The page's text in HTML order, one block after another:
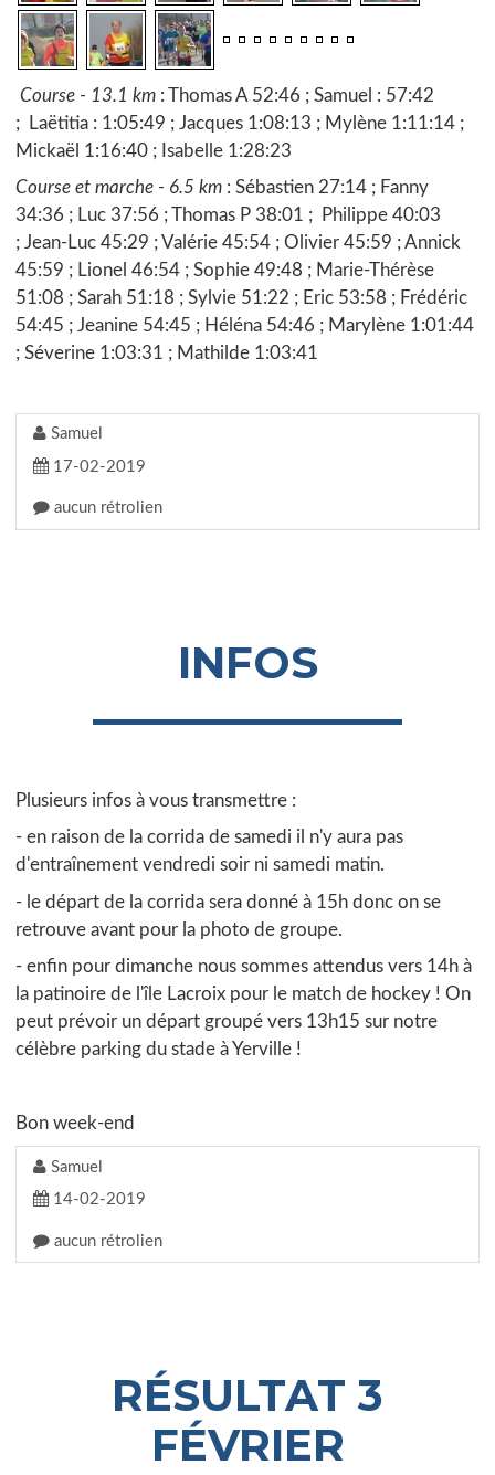
Course - 13.1 km : Thomas A 52:46 ; Samuel : 57:42
; Laëtitia : 1:05:49 ; Jacques 1:08:13 ; Mylène 1:11:14 ;
Mickaël 1:16:40 ; Isabelle 1:28:23
Course et marche - 6.5 km : Sébastien 27:14 ; Fanny
34:36 ; Luc 37:56 ; Thomas P 38:01 ; Philippe 40:03
; Jean-Luc 45:29 ; Valérie 45:54 ; Olivier 45:59 ; Annick
45:59 ; Lionel 46:54 ; Sophie 49:48 ; Marie-Thérèse
51:08 ; Sarah 51:18 ; Sylvie 51:22 ; Eric 53:58 ; Frédéric
54:45 ; Jeanine 54:45 ; Héléna 54:46 ; Marylène 1:01:44
; Séverine 1:03:31 ; Mathilde 1:03:41
Samuel
17-02-2019
aucun rétrolien
INFOS
Plusieurs infos à vous transmettre :
- en raison de la corrida de samedi il n'y aura pas
d'entraînement vendredi soir ni samedi matin.
- le départ de la corrida sera donné à 15h donc on se
retrouve avant pour la photo de groupe.
- enfin pour dimanche nous sommes attendus vers 14h à
la patinoire de l'île Lacroix pour le match de hockey ! On
peut prévoir un départ groupé vers 13h15 sur notre
célèbre parking du stade à Yerville !
Bon week-end
Samuel
14-02-2019
aucun rétrolien
RÉSULTAT 3
FÉVRIER